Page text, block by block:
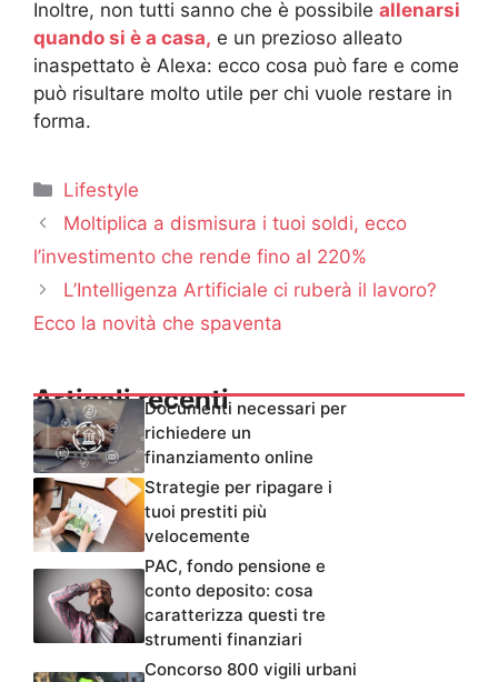
Inoltre, non tutti sanno che è possibile allenarsi
quando si è a casa, e un prezioso alleato
inaspettato è Alexa: ecco cosa può fare e come
può risultare molto utile per chi vuole restare in
forma.
Categorie
Lifestyle
Moltiplica a dismisura i tuoi soldi, ecco
l’investimento che rende fino al 220%
L’Intelligenza Artificiale ci ruberà il lavoro?
Ecco la novità che spaventa
Articoli recentiDocumenti necessari per
richiedere un
finanziamento online
Strategie per ripagare i
tuoi prestiti più
velocemente
PAC, fondo pensione e
conto deposito: cosa
caratterizza questi tre
strumenti finanziari
Concorso 800 vigili urbani